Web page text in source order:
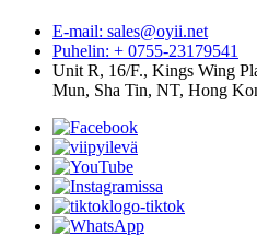
E-mail: sales@oyii.net
Puhelin: + 0755-23179541
Unit R, 16/F., Kings Wing
Mun, Sha Tin, NT, Hong